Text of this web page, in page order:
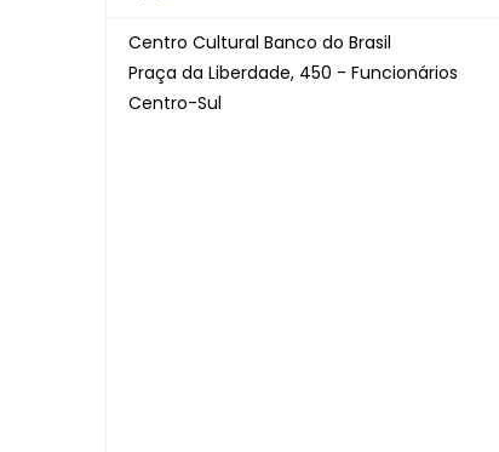
Centro Cultural Banco do Brasil
Praça da Liberdade, 450 - Funcionários
Centro-Sul